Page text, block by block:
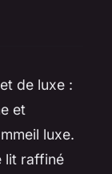
de luxe :
et
luxe.
lit raffiné